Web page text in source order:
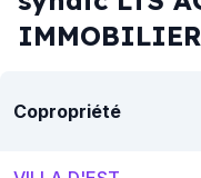
Copropriété